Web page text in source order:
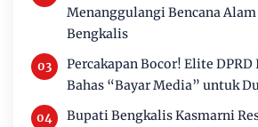
Menanggulangi Bencana
Bengkalis
Percakapan Bocor! Elite
Bahas “Bayar Media” untuk
Bupati Bengkalis Kasmarni